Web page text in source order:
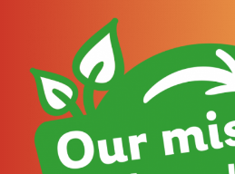
MIT UNS
ARBEITEN